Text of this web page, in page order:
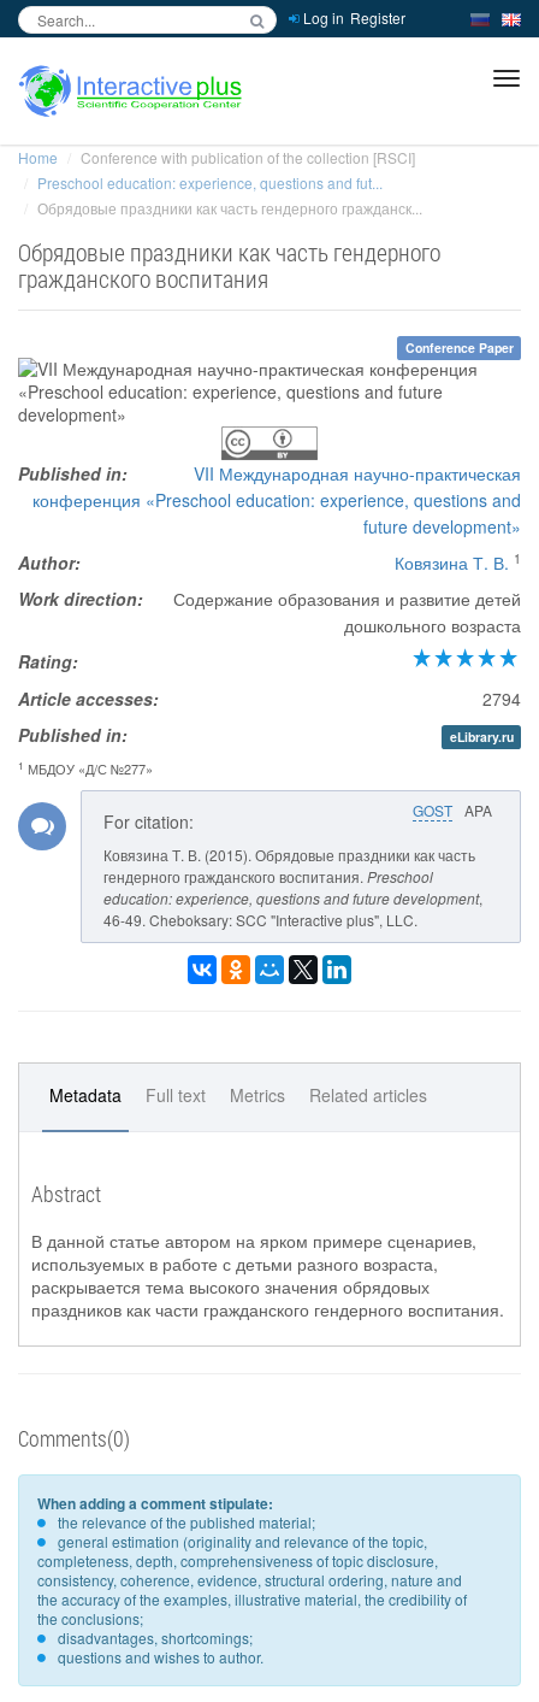
Log in Register
Home
Conference with publication of the collection [RSCI]
Preschool education: experience, questions and fut...
Обрядовые праздники как часть гендерного гражданск...
Обрядовые праздники как часть гендерного
гражданского воспитания
Conference Paper
Published in:
VII Международная научно-практическая
конференция «Preschool education: experience, questions and
future development»
Author:
Ковязина Т. В. 1
Work direction:
Содержание образования и развитие детей
дошкольного возраста
Rating:
Article accesses:
2794
Published in:
eLibrary.ru
1 МБДОУ «Д/С №277»
GOST APA
For citation:
Ковязина Т. В. (2015). Обрядовые праздники как часть
гендерного гражданского воспитания. Preschool
education: experience, questions and future development,
46-49. Cheboksary: SCC "Interactive plus", LLC.
Metadata Full text Metrics Related articles
Abstract
В данной статье автором на ярком примере сценариев,
используемых в работе с детьми разного возраста,
раскрывается тема высокого значения обрядовых
праздников как части гражданского гендерного воспитания.
Comments(0)
When adding a comment stipulate:
the relevance of the published material;
general estimation (originality and relevance of the topic,
completeness, depth, comprehensiveness of topic disclosure,
consistency, coherence, evidence, structural ordering, nature and
the accuracy of the examples, illustrative material, the credibility of
the conclusions;
disadvantages, shortcomings;
questions and wishes to author.